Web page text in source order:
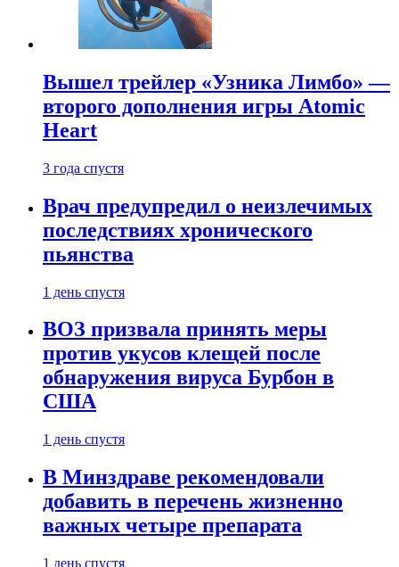
Вышел трейлер «Узника Лимбо» —
второго дополнения игры Atomic
Heart
3 года спустя
Врач предупредил о неизлечимых
последствиях хронического
пьянства
1 день спустя
ВОЗ призвала принять меры
против укусов клещей после
обнаружения вируса Бурбон в
США
1 день спустя
В Минздраве рекомендовали
добавить в перечень жизненно
важных четыре препарата
1 день спустя